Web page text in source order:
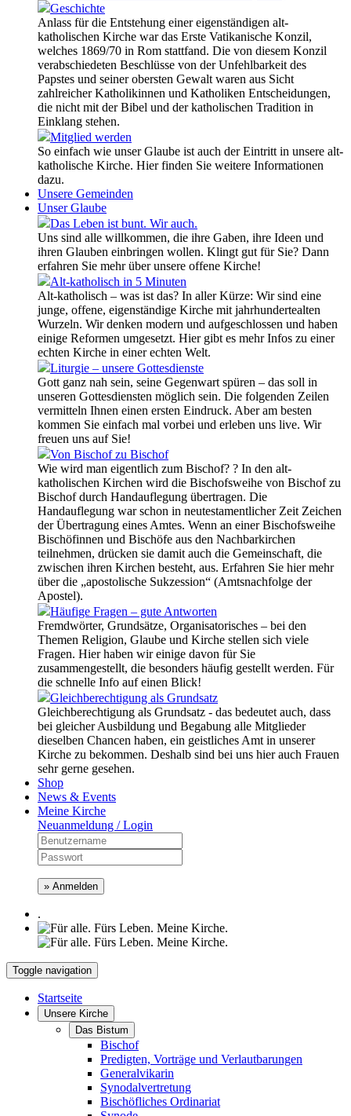
Geschichte
Anlass für die Entstehung einer eigenständigen alt-
katholischen Kirche war das Erste Vatikanische Konzil,
welches 1869/70 in Rom stattfand. Die von diesem Konzil
verabschiedeten Beschlüsse von der Unfehlbarkeit des
Papstes und seiner obersten Gewalt waren aus Sicht
zahlreicher Katholikinnen und Katholiken Entscheidungen,
die nicht mit der Bibel und der katholischen Tradition in
Einklang stehen.
Mitglied werden
So einfach wie unser Glaube ist auch der Eintritt in unsere alt-
katholische Kirche. Hier finden Sie weitere Informationen
dazu.
Unsere Gemeinden
Unser Glaube
Das Leben ist bunt. Wir auch.
Uns sind alle willkommen, die ihre Gaben, ihre Ideen und
ihren Glauben einbringen wollen. Klingt gut für Sie? Dann
erfahren Sie mehr über unsere offene Kirche!
Alt-katholisch in 5 Minuten
Alt-katholisch – was ist das? In aller Kürze: Wir sind eine
junge, offene, eigenständige Kirche mit jahrhundertealten
Wurzeln. Wir denken modern und aufgeschlossen und haben
einige Reformen umgesetzt. Hier gibt es mehr Infos zu einer
echten Kirche in einer echten Welt.
Liturgie – unsere Gottesdienste
Gott ganz nah sein, seine Gegenwart spüren – das soll in
unseren Gottesdiensten möglich sein. Die folgenden Zeilen
vermitteln Ihnen einen ersten Eindruck. Aber am besten
kommen Sie einfach mal vorbei und erleben uns live. Wir
freuen uns auf Sie!
Von Bischof zu Bischof
Wie wird man eigentlich zum Bischof? ? In den alt-
katholischen Kirchen wird die Bischofsweihe von Bischof zu
Bischof durch Handauflegung übertragen. Die
Handauflegung war schon in neutestamentlicher Zeit Zeichen
der Übertragung eines Amtes. Wenn an einer Bischofsweihe
Bischöfinnen und Bischöfe aus den Nachbarkirchen
teilnehmen, drücken sie damit auch die Gemeinschaft, die
zwischen ihren Kirchen besteht, aus. Erfahren Sie hier mehr
über die „apostolische Sukzession“ (Amtsnachfolge der
Apostel).
Häufige Fragen – gute Antworten
Fremdwörter, Grundsätze, Organisatorisches – bei den
Themen Religion, Glaube und Kirche stellen sich viele
Fragen. Hier haben wir einige davon für Sie
zusammengestellt, die besonders häufig gestellt werden. Für
die schnelle Info auf einen Blick!
Gleichberechtigung als Grundsatz
Gleichberechtigung als Grundsatz - das bedeutet auch, dass
bei gleicher Ausbildung und Begabung alle Mitglieder
dieselben Chancen haben, ein geistliches Amt in unserer
Kirche zu bekommen. Deshalb sind bei uns hier auch Frauen
sehr gerne gesehen.
Shop
News & Events
Meine Kirche
Neuanmeldung / Login
» Anmelden
.
Toggle navigation
Startseite
Unsere Kirche
Das Bistum
Bischof
Predigten, Vorträge und Verlautbarungen
Generalvikarin
Synodalvertretung
Bischöfliches Ordinariat